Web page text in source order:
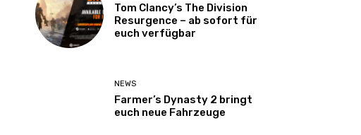
Tom Clancy’s The Division
Resurgence – ab sofort für
euch verfügbar
NEWS
Farmer’s Dynasty 2 bringt
euch neue Fahrzeuge